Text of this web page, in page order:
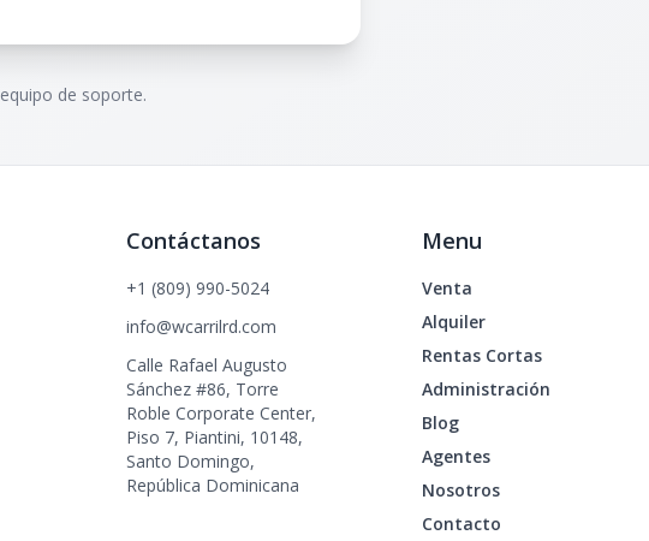
de soporte.
Contáctanos
+1 (809) 990-5024
info@wcarrilrd.com
Calle Rafael Augusto
Sánchez #86, Torre
Roble Corporate Center,
Piso 7, Piantini, 10148,
Santo Domingo,
República Dominicana
Menu
Venta
Alquiler
Rentas Cortas
Administración
Blog
Agentes
Nosotros
Contacto